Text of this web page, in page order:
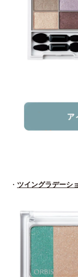
・ ツイングラデーシ